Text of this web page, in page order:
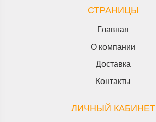
СТРАНИЦЫ
Главная
О компании
Доставка
Контакты
ЛИЧНЫЙ КАБИНЕТ